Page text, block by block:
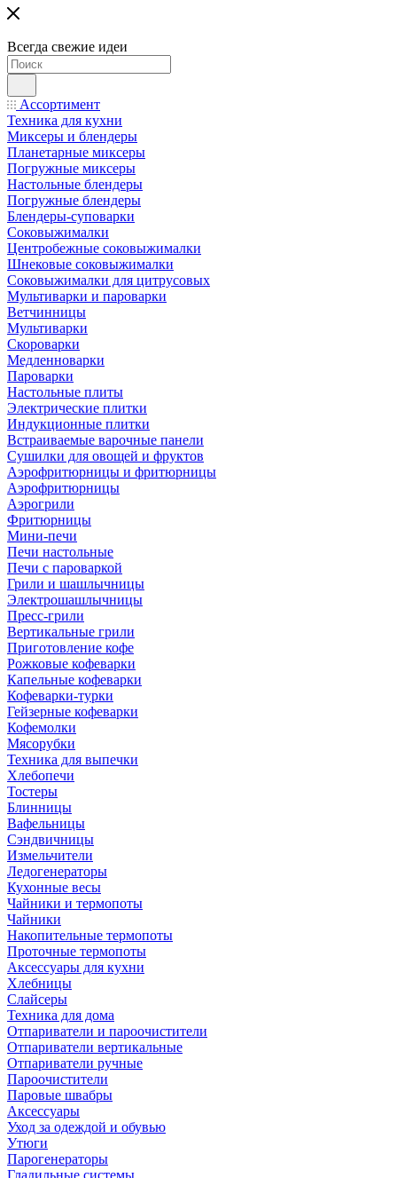
Всегда свежие идеи
Ассортимент
Техника для кухни
Миксеры и блендеры
Планетарные миксеры
Погружные миксеры
Настольные блендеры
Погружные блендеры
Блендеры-суповарки
Соковыжималки
Центробежные соковыжималки
Шнековые соковыжималки
Соковыжималки для цитрусовых
Мультиварки и пароварки
Ветчинницы
Мультиварки
Скороварки
Медленноварки
Пароварки
Настольные плиты
Электрические плитки
Индукционные плитки
Встраиваемые варочные панели
Сушилки для овощей и фруктов
Аэрофритюрницы и фритюрницы
Аэрофритюрницы
Аэрогрили
Фритюрницы
Мини-печи
Печи настольные
Печи с пароваркой
Грили и шашлычницы
Электрошашлычницы
Пресс-грили
Вертикальные грили
Приготовление кофе
Рожковые кофеварки
Капельные кофеварки
Кофеварки-турки
Гейзерные кофеварки
Кофемолки
Мясорубки
Техника для выпечки
Хлебопечи
Тостеры
Блинницы
Вафельницы
Сэндвичницы
Измельчители
Ледогенераторы
Кухонные весы
Чайники и термопоты
Чайники
Накопительные термопоты
Проточные термопоты
Аксессуары для кухни
Хлебницы
Слайсеры
Техника для дома
Отпариватели и пароочистители
Отпариватели вертикальные
Отпариватели ручные
Пароочистители
Паровые швабры
Аксессуары
Уход за одеждой и обувью
Утюги
Парогенераторы
Гладильные системы